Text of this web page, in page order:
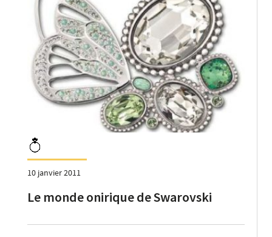
10 janvier 2011
Le monde onirique de Swarovski